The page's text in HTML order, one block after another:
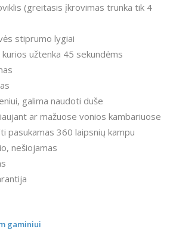
(greitasis įkrovimas trunka tik 4
stiprumo lygiai
užtenka 45 sekundėms
galima naudoti duše
ar mažuose vonios kambariuose
pasukamas 360 laipsnių kampu
nešiojamas
gaminiui